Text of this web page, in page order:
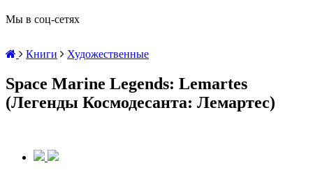
Мы в соц-сетях
Книги Художественные
Space Marine Legends: Lemartes
(Легенды Космодесанта: Лемартес)